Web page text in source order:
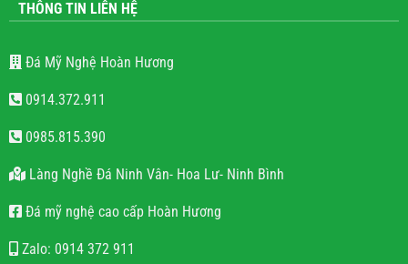
Đá Mỹ Nghệ Hoàn Hương
0914.372.911
0985.815.390
Làng Nghề Đá Ninh Vân- Hoa Lư- Ninh Bình
Đá mỹ nghệ cao cấp Hoàn Hương